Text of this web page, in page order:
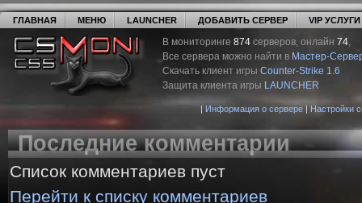
ГЛАВНАЯ МЕНЮ LAUNCHER ДОБАВИТЬ СЕРВЕР VIP УСЛУГИ
В мониторинге 874 серверов, онлайн 74,
Все сервера можно найти в Мастер-
Скачать клиент игры Counter-Strike 1.6
Защита клиента игры LAUNCHER
| Информация о сервере| Настройки
Последние комментарии
Список комментариев пуст
Перейти к списку комментариев